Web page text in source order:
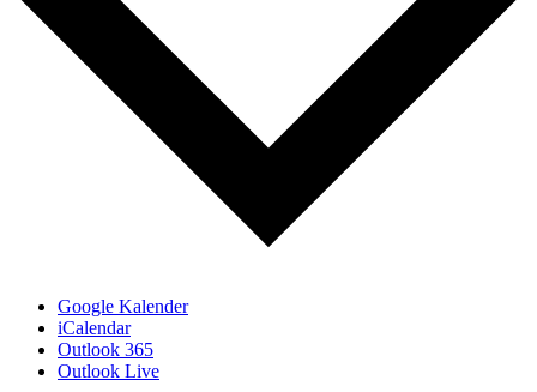
Google Kalender
iCalendar
Outlook 365
Outlook Live